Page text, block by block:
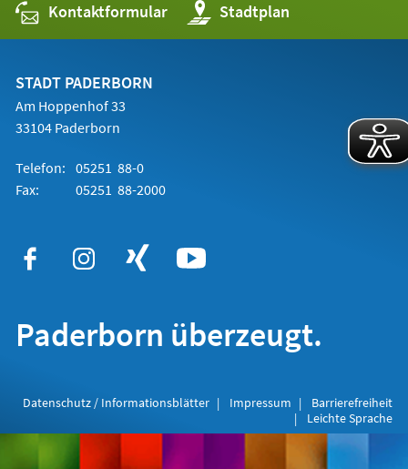
Kontaktformular Stadtplan
(Öffnet
in
einem
STADT PADERBORN
Am Hoppenhof 33
33104 Paderborn
Telefon: 05251 88-0
Fax:
05251 88-2000
Paderborn überzeugt.
Datenschutz / Informationsblätter Impressum
Barrierefreiheit
Leichte Sprache